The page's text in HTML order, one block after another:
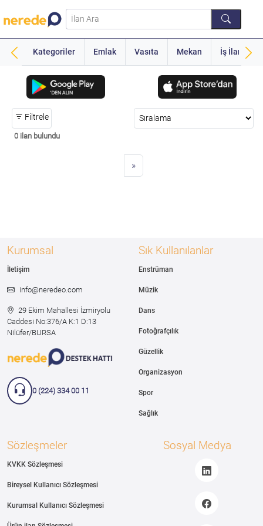
Kategoriler Emlak Vasıta Mekan İş İlanı
Filtrele
0 ilan bulundu
»
Kurumsal
İletişim
info@neredeo.com
29 Ekim Mahallesi İzmiryolu
Caddesi No:376/A K:1 D:13
Nilüfer/BURSA
0 (224) 334 00 11
Sık Kullanılanlar
Enstrüman
Müzik
Dans
Fotoğrafçılık
Güzellik
Organizasyon
Spor
Sağlık
Sözleşmeler
KVKK Sözleşmesi
Bireysel Kullanıcı Sözleşmesi
Kurumsal Kullanıcı Sözleşmesi
Sosyal Medya